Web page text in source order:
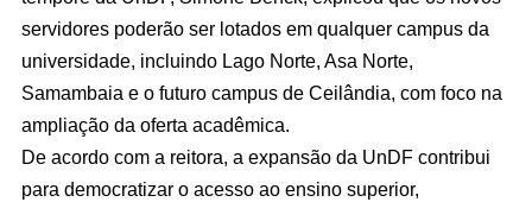
servidores poderão ser lotados em qualquer campus da
universidade, incluindo Lago Norte, Asa Norte,
Samambaia e o futuro campus de Ceilândia, com foco na
ampliação da oferta acadêmica.
De acordo com a reitora, a expansão da UnDF contribui
para democratizar o acesso ao ensino superior,